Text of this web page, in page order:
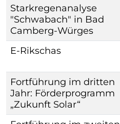
Starkregenanalyse
"Schwabach" in Bad
Camberg-Würges
E-Rikschas
Fortführung im dritten
Jahr: Förderprogramm
„Zukunft Solar“